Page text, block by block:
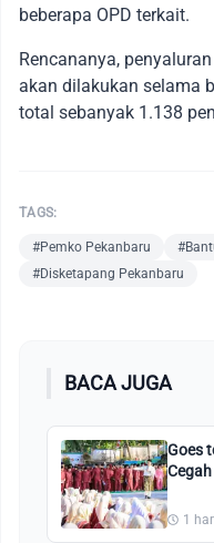
beberapa OPD terkait.
Rencananya,
akan dilakukan selama
total sebanyak 1.138
TAGS:
#Pemko Pekanbaru
#Disketapang Pekanbaru
BACA JUGA
Goes
1